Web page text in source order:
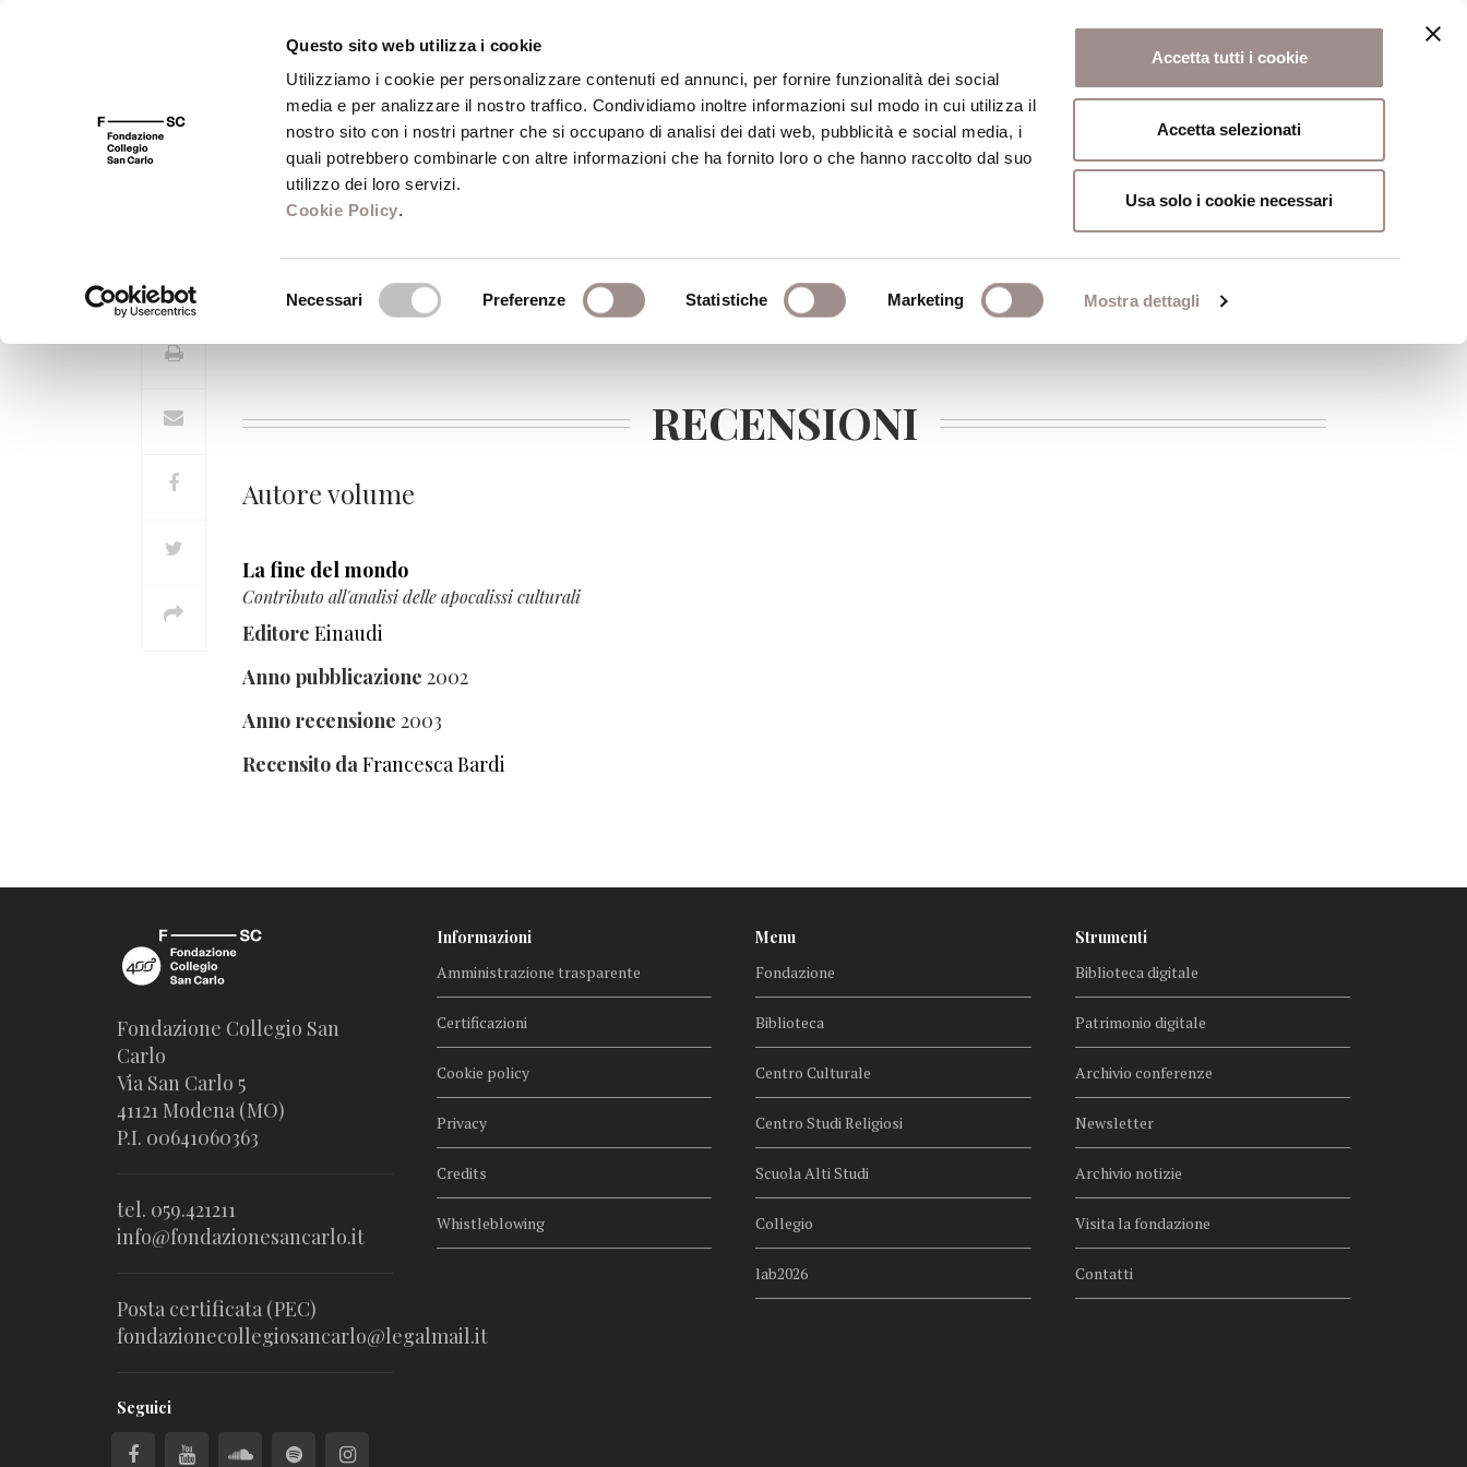
Questo sito web utilizza i cookie
Utilizziamo i cookie per personalizzare contenuti ed annunci, per fornire funzionalità dei social
media e per analizzare il nostro traffico. Condividiamo inoltre informazioni sul modo in cui utilizza il
nostro sito con i nostri partner che si occupano di analisi dei dati web, pubblicità e social media, i
quali potrebbero combinarle con altre informazioni che ha fornito loro o che hanno raccolto dal suo
utilizzo dei loro servizi.
Cookie Policy.
Necessari Preferenze Statistiche Marketing Mostra dettagli
Accetta tutti i cookie
Accetta selezionati
Usa solo i cookie necessari
FSC 400 Fondazione Biblioteca Centro Culturale Centro Studi Religiosi Scuola Alti Studi
Ernesto De Martino
RECENSIONI
Autore volume
La fine del mondo
Contributo all'analisi delle apocalissi culturali
Editore Einaudi
Anno pubblicazione 2002
Anno recensione 2003
Recensito daFrancesca Bardi
Fondazione Collegio San
Carlo
Via San Carlo 5
41121 Modena (MO)
P.I. 00641060363
tel. 059.421211
info@fondazionesancarlo.it
Posta certificata (PEC)
fondazionecollegiosancarlo@legalmail.it
Seguici
Informazioni
Amministrazione trasparente
Certificazioni
Cookie policy
Privacy
Credits
Whistleblowing
Menu
Fondazione
Biblioteca
Centro Culturale
Centro Studi Religiosi
Scuola Alti Studi
Collegio
lab2026
Strumenti
Biblioteca digitale
Patrimonio digitale
Archivio conferenze
Newsletter
Archivio notizie
Visita la fondazione
Contatti